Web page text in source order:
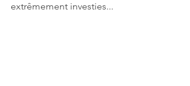
extrêmement investies...